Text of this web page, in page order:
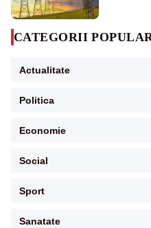
CATEGORII
Actualitate
Politica
Economie
Social
Sport
Sanatate